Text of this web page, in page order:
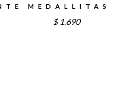
MEDALLITAS
$ 1.690